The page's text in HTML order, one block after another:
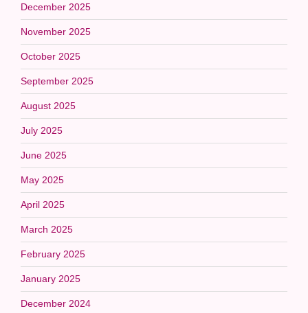
December 2025
November 2025
October 2025
September 2025
August 2025
July 2025
June 2025
May 2025
April 2025
March 2025
February 2025
January 2025
December 2024